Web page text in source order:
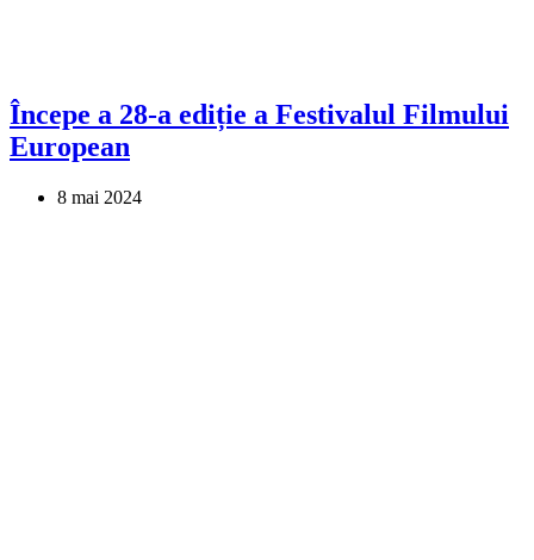
Începe a 28-a ediție a Festivalul Filmului
European
8 mai 2024